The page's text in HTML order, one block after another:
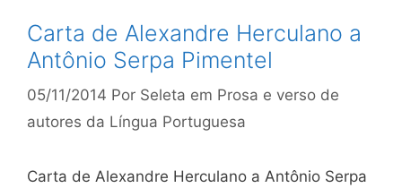
Carta de Alexandre Herculano a
Antônio Serpa Pimentel
05/11/2014 Por Seleta em Prosa e verso de
autores da Língua Portuguesa
Carta de Alexandre Herculano a Antônio Serpa